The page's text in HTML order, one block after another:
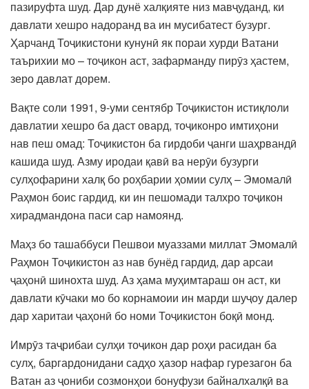
пазируфта шуд. Дар дунё халқияте низ мавҷуданд, ки
давлати хешро надоранд ва ин мусибатест бузург.
Ҳарчанд Тоҷикистони кунунӣ як пораи хурди Ватани
таърихии мо – тоҷикон аст, зафарманду пирӯз ҳастем,
зеро давлат дорем.
Вақте соли 1991, 9-уми сентябр Тоҷикистон истиқлоли
давлатии хешро ба даст овард, тоҷиконро имтиҳони
нав пеш омад: Тоҷикистон ба гирдоби ҷанги шаҳрвандӣ
кашида шуд. Азму иродаи қавӣ ва нерӯи бузурги
сулҳофарини халқ бо роҳбарии ҳомии сулҳ – Эмомалӣ
Раҳмон боис гардид, ки ин пешомади талхро тоҷикон
хирадмандона паси сар намоянд.
Маҳз бо ташаббуси Пешвои муаззами миллат Эмомалӣ
Раҳмон Тоҷикистон аз нав бунёд гардид, дар арсаи
ҷаҳонӣ шинохта шуд. Аз ҳама муҳимтараш он аст, ки
давлати кӯчаки мо бо корнамоии ин марди шуҷоу далер
дар харитаи ҷаҳонӣ бо номи Тоҷикистон боқӣ монд.
Имрӯз таҷрибаи сулҳи тоҷикон дар роҳи расидан ба
сулҳ, баргардонидани садҳо ҳазор нафар гурезагон ба
Ватан аз ҷониби созмонҳои бонуфузи байналхалқӣ ва